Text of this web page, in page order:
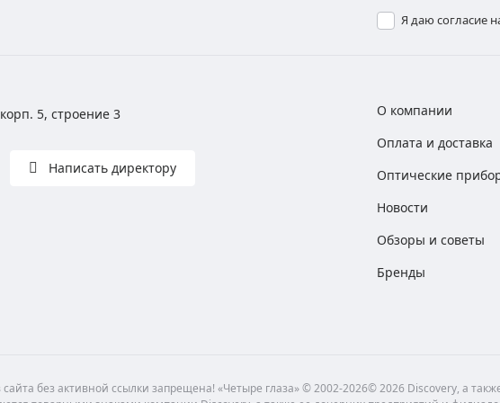
Я даю согласие
5, строение 3
Написать директору
О компании
Оплата и доставка
Оптические
Новости
Обзоры и советы
Бренды
без активной ссылки запрещена! «Четыре глаза» © 2002-2026© 2026 Discovery, а